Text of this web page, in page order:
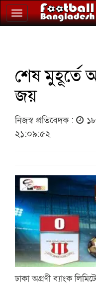
Toggle
navigation
শেষ মুহূর্তে
জয়
নিজস্ব প্রতিবেদক :
২১:০৯:৫২
ঢাকা অগ্রণী ব্যাংক